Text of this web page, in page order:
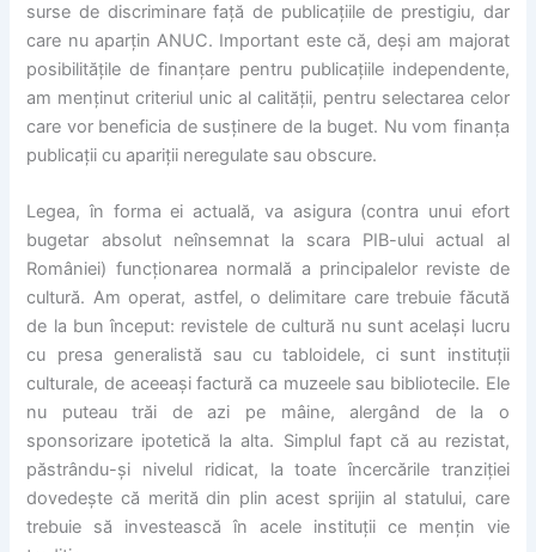
surse de discriminare față de publicațiile de prestigiu, dar
care nu aparțin ANUC. Important este că, deși am majorat
posibilitățile de finanțare pentru publicațiile independente,
am menținut criteriul unic al calității, pentru selectarea celor
care vor beneficia de susținere de la buget. Nu vom finanța
publicații cu apariții neregulate sau obscure.
Legea, în forma ei actuală, va asigura (contra unui efort
bugetar absolut neînsemnat la scara PIB-ului actual al
României) funcționarea normală a principalelor reviste de
cultură. Am operat, astfel, o delimitare care trebuie făcută
de la bun început: revistele de cultură nu sunt același lucru
cu presa generalistă sau cu tabloidele, ci sunt instituții
culturale, de aceeași factură ca muzeele sau bibliotecile. Ele
nu puteau trăi de azi pe mâine, alergând de la o
sponsorizare ipotetică la alta. Simplul fapt că au rezistat,
păstrându-și nivelul ridicat, la toate încercările tranziției
dovedește că merită din plin acest sprijin al statului, care
trebuie să investească în acele instituții ce mențin vie